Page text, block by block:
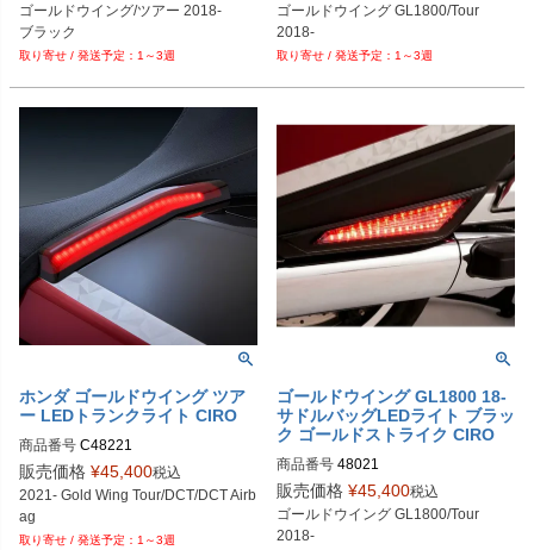
ゴールドウイング/ツアー 2018-
ブラック
1～3週
ゴールドウイング GL1800/Tour
2018-
1～3週
ホンダ ゴールドウイング ツア
ー LEDトランクライト CIRO
商品番号 C48221
M型番：48221
販売価格 ¥45,400税込
2021- Gold Wing Tour/DCT/DCT Airb
ag
1～3週
ゴールドウイング GL1800 18-
サドルバッグLEDライト ブラッ
ク ゴールドストライク CIRO
商品番号 48021
販売価格 ¥45,400税込
ゴールドウイング GL1800/Tour
2018-